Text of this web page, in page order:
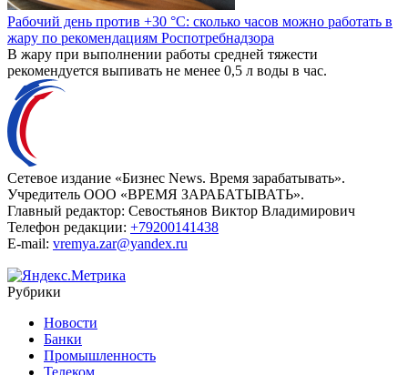
Рабочий день против +30 °C: сколько часов можно работать в
жару по рекомендациям Роспотребнадзора
В жару при выполнении работы средней тяжести
рекомендуется выпивать не менее 0,5 л воды в час.
Сетевое издание «Бизнес News. Время зарабатывать».
Учредитель ООО «ВРЕМЯ ЗАРАБАТЫВАТЬ».
Главный редактор: Севостьянов Виктор Владимирович
Телефон редакции: +79200141438
E-mail: vremya.zar@yandex.ru
Рубрики
Новости
Банки
Промышленность
Телеком